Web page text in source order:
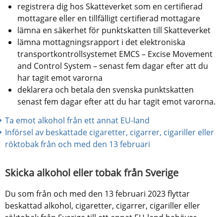
registrera dig hos Skatteverket som en certifierad
mottagare eller en tillfälligt certifierad mottagare
lämna en säkerhet för punktskatten till Skatteverket
lämna mottagningsrapport i det elektroniska
transportkontrollsystemet EMCS – Excise Movement
and Control System – senast fem dagar efter att du
har tagit emot varorna
deklarera och betala den svenska punktskatten
senast fem dagar efter att du har tagit emot varorna.
Ta emot alkohol från ett annat EU-land
Införsel av beskattade cigaretter, cigarrer, cigariller eller
röktobak från och med den 13 februari
Skicka alkohol eller tobak från Sverige
Du som från och med den 13 februari 2023 flyttar
beskattad alkohol, cigaretter, cigarrer, cigariller eller